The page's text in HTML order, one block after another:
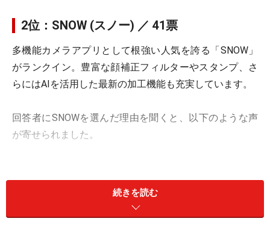
2位：SNOW (スノー) ／ 41票
多機能カメラアプリとして根強い人気を誇る「SNOW」
がランクイン。豊富な顔補正フィルターやスタンプ、さ
らにはAIを活用した最新の加工機能も充実しています。
回答者にSNOWを選んだ理由を聞くと、以下のような声
が寄せられました。
「加工が可愛くできるから」（30代女性／埼玉
「スノーのスタンプを使って我が子とたまに遊
続きを読む